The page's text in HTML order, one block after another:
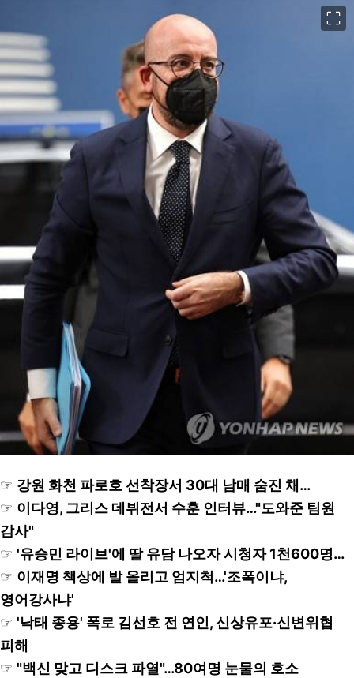
☞ 강원 화천 파로호 선착장서 30대 남매 숨진 채…
☞ 이다영, 그리스 데뷔전서 수훈 인터뷰…"도와준 팀원
감사"
☞ '유승민 라이브'에 딸 유담 나오자 시청자 1천600명…
☞ 이재명 책상에 발 올리고 엄지척…'조폭이냐,
영어강사냐'
☞ '낙태 종용' 폭로 김선호 전 연인, 신상유포·신변위협
피해
☞ "백신 맞고 디스크 파열"…80여명 눈물의 호소